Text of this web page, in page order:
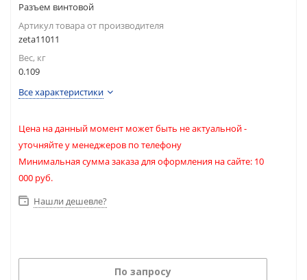
Разъем винтовой
Артикул товара от производителя
zeta11011
Вес, кг
0.109
Все характеристики
Цена на данный момент может быть не актуальной -
уточняйте у менеджеров по телефону
Минимальная сумма заказа для оформления на сайте: 10
000 руб.
Нашли дешевле?
По запросу